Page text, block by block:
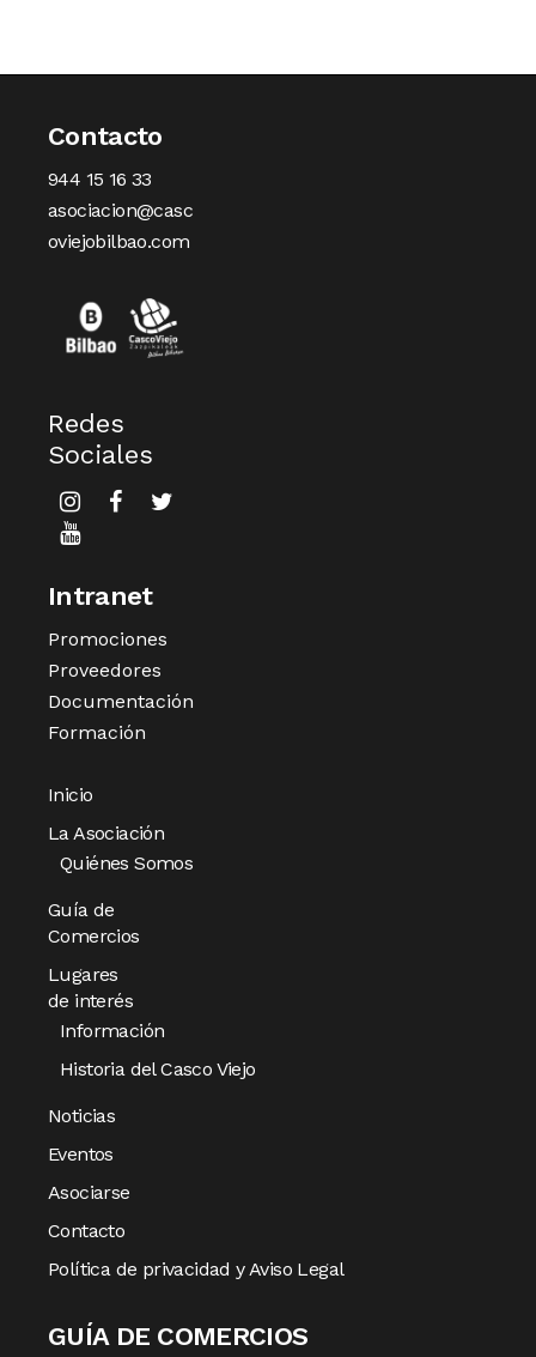
Contacto
944 15 16 33
asociacion@casc
oviejobilbao.com
Redes
Sociales
Intranet
Promociones
Proveedores
Documentación
Formación
Inicio
La Asociación
Quiénes Somos
Guía de
Comercios
Lugares
de interés
Información
Historia del Casco Viejo
Noticias
Eventos
Asociarse
Contacto
Política de privacidad y Aviso Legal
GUÍA DE COMERCIOS